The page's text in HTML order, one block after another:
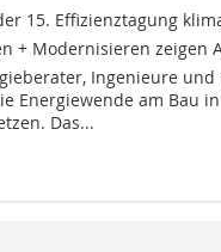
15. Effizienztagung
+ Modernisieren zeigen
Ingenieure und
Energiewende am Bau
Das...